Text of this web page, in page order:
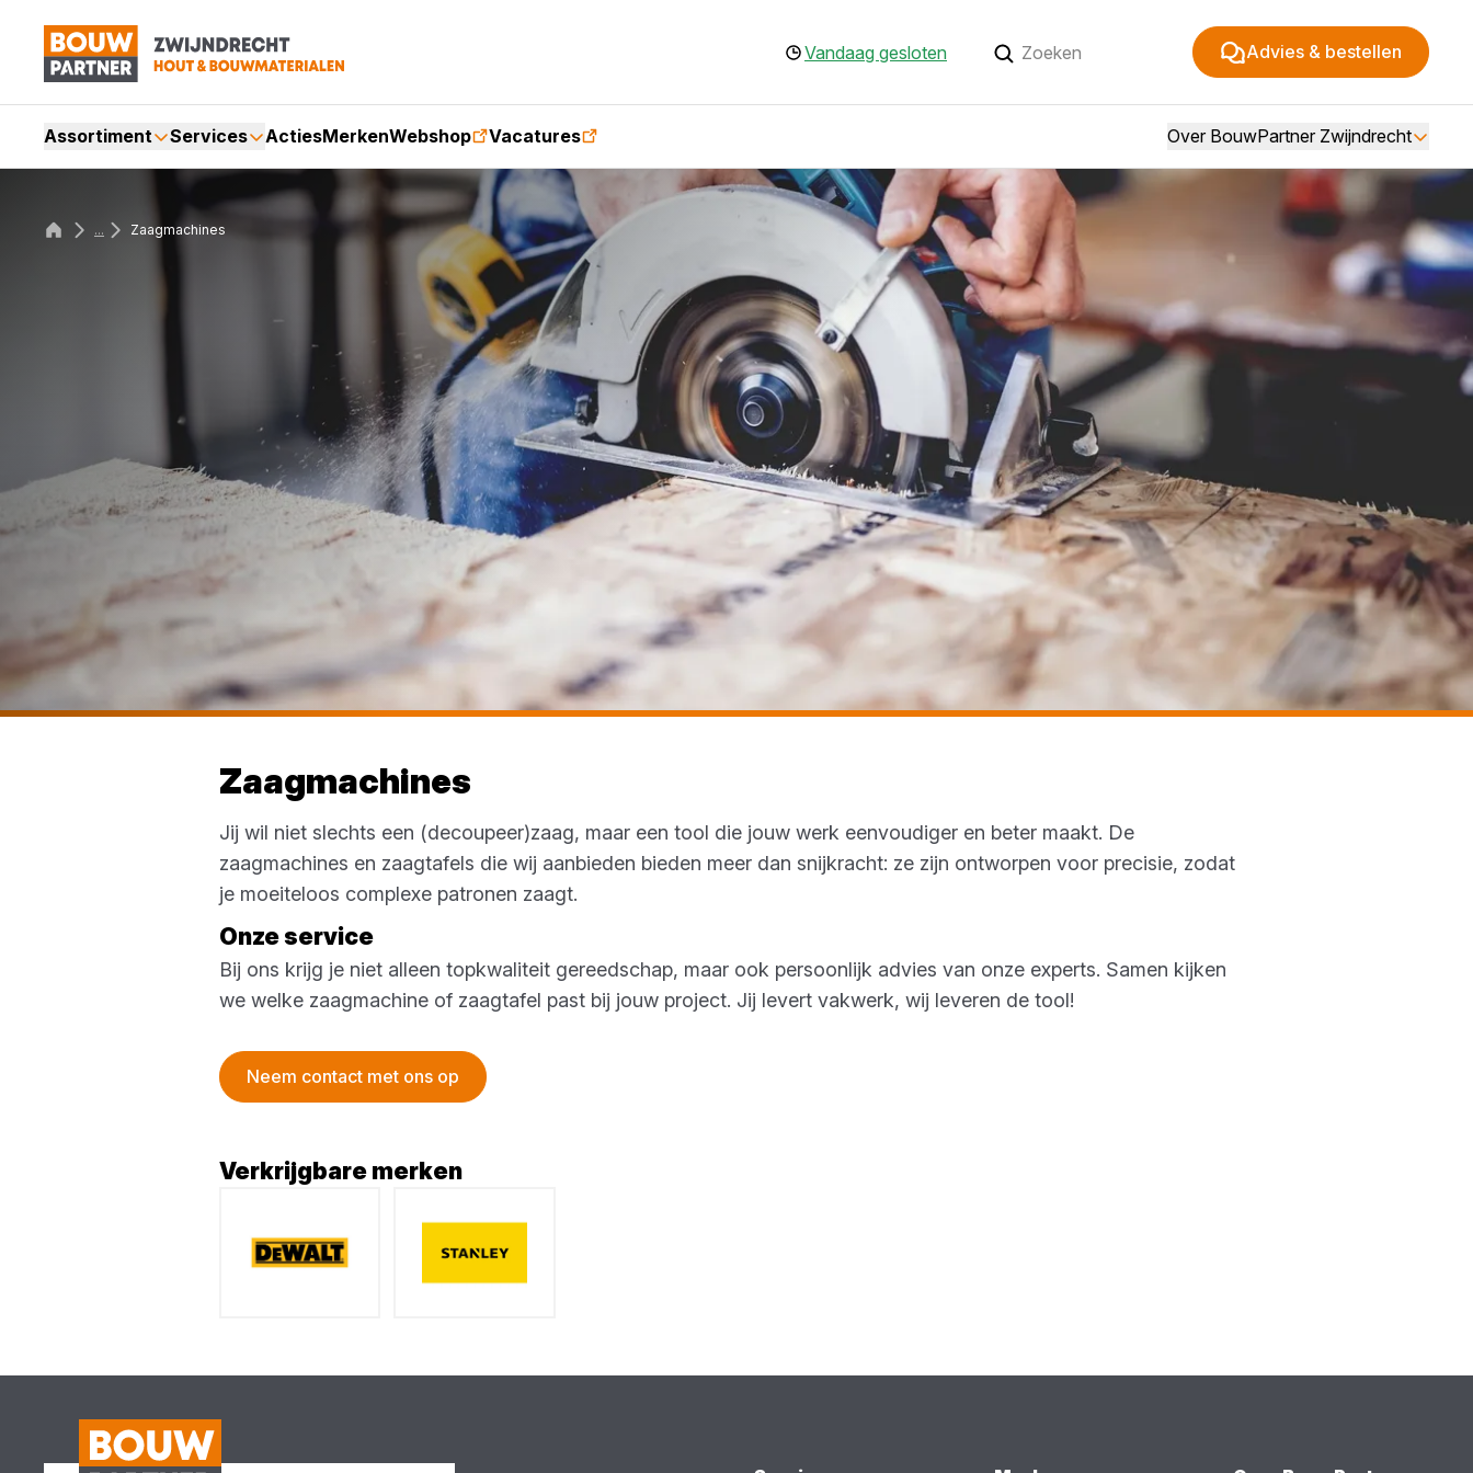
Vandaag gesloten Advies & bestellen
Assortiment Services ActiesMerkenWebshop Vacatures Over BouwPartner Zwijndrecht
... Zaagmachines
Zaagmachines
Jij wil niet slechts een (decoupeer)zaag, maar een tool die jouw werk eenvoudiger en beter maakt. De
zaagmachines en zaagtafels die wij aanbieden bieden meer dan snijkracht: ze zijn ontworpen voor precisie, zodat
je moeiteloos complexe patronen zaagt.
Onze service
Bij ons krijg je niet alleen topkwaliteit gereedschap, maar ook persoonlijk advies van onze experts. Samen kijken
we welke zaagmachine of zaagtafel past bij jouw project. Jij levert vakwerk, wij leveren de tool!
Neem contact met ons op
Verkrijgbare merken